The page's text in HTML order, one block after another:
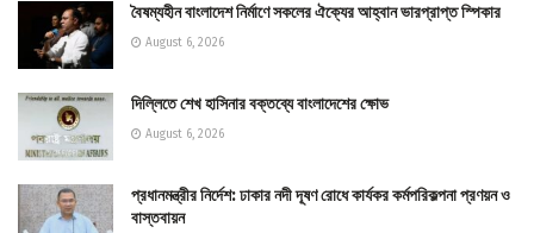
বৈষম্যহীন বাংলাদেশ নির্মাণে সকলের ঐক্যের আহ্বান ভারপ্রাপ্ত স্পিকার
August 6, 2026
দিল্লিতে শেখ হাসিনার বক্তব্যে বাংলাদেশের ক্ষোভ
August 6, 2026
প্রধানমন্ত্রীর নির্দেশ: ঢাকার নদী দূষণ রোধে কার্যকর কর্মপরিকল্পনা প্রণয়ন ও
বাস্তবায়ন